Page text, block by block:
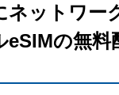
ネットワー
の無料